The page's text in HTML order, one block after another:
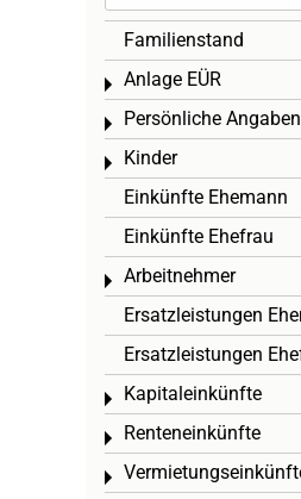
Familienstand
Anlage EÜR
Toggle menu
Persönliche Angaben
Toggle menu
Kinder
Toggle menu
Einkünfte Ehemann
Einkünfte Ehefrau
Arbeitnehmer
Toggle menu
Ersatzleistungen
Ersatzleistungen
Kapitaleinkünfte
Toggle menu
Renteneinkünfte
Toggle menu
Toggle menu